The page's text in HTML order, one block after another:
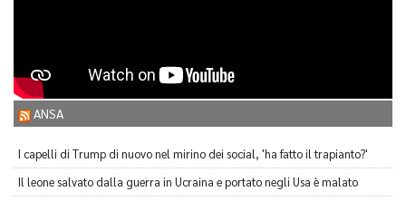
ANSA
I capelli di Trump di nuovo nel mirino dei social, 'ha fatto il trapianto?'
Il leone salvato dalla guerra in Ucraina e portato negli Usa è malato